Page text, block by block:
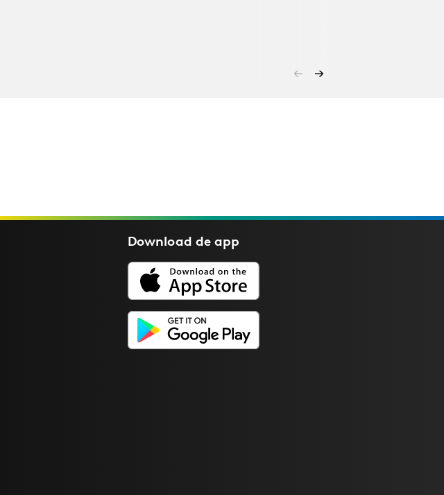
Download deapp